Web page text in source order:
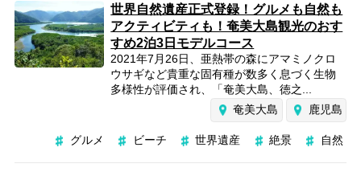
世界自然遺産正式登録！グルメも自然も
アクティビティも！奄美大島観光のおす
すめ2泊3日モデルコース
2021年7月26日、亜熱帯の森にアマミノクロ
ウサギなど貴重な固有種が数多く息づく生物
多様性が評価され、「奄美大島、徳之...
奄美大島
鹿児島
グルメ ビーチ 世界遺産 絶景 自然